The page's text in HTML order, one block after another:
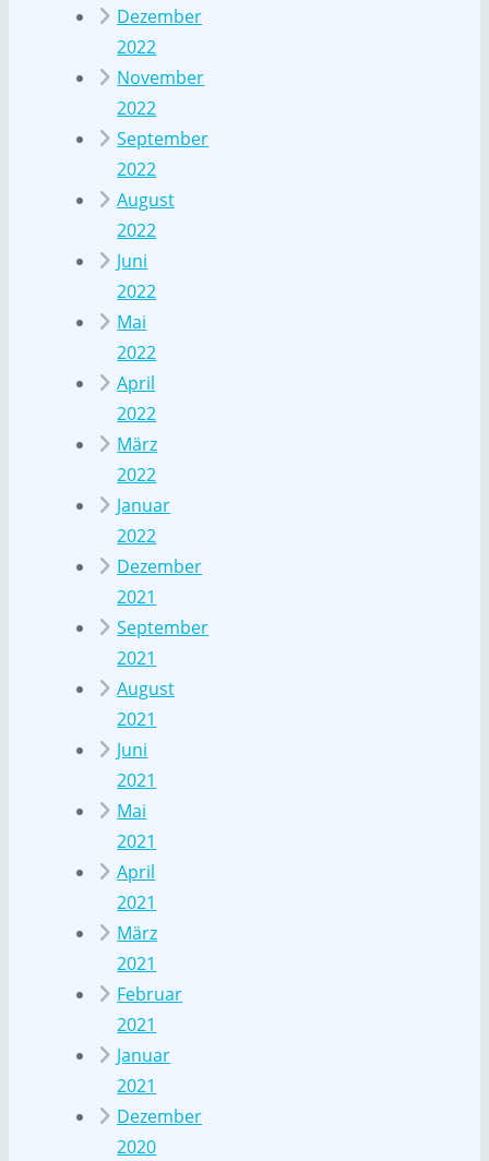
Dezember
2022
November
2022
September
2022
August
2022
Juni
2022
Mai
2022
April
2022
März
2022
Januar
2022
Dezember
2021
September
2021
August
2021
Juni
2021
Mai
2021
April
2021
März
2021
Februar
2021
Januar
2021
Dezember
2020